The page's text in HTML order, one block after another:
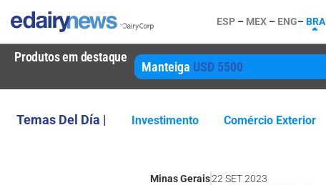
ESP – MEX – ENG–BRA
Produtos em destaque
Manteiga USD 5500
Temas Del Día | Investimento Comércio Exterior
Minas Gerais22 SET 2023